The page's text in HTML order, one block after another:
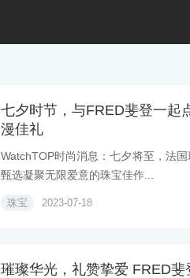
七夕时节，与FRED斐登一起
漫佳礼
WatchTOP时尚消息：七夕将至，法
甄选凝聚无限爱意的珠宝佳作...
珠宝 2023-07-18
璀璨华光，礼赞挚爱 FRED